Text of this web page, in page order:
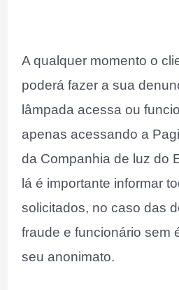
A qualquer momento o
poderá fazer a sua
lâmpada acessa ou
apenas acessando a
da Companhia de luz do
lá é importante informar
solicitados, no caso das
fraude e funcionário sem
seu anonimato.